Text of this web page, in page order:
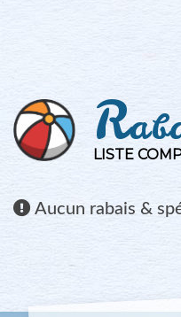
R
LISTE
Aucun rabais &